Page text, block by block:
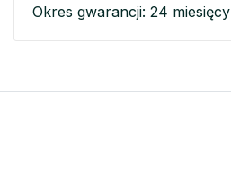
Okres gwarancji: 24 miesięcy